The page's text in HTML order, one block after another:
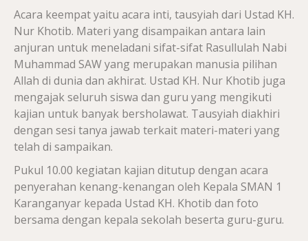
Acara keempat yaitu acara inti, tausyiah dari Ustad KH.
Nur Khotib. Materi yang disampaikan antara lain
anjuran untuk meneladani sifat-sifat Rasullulah Nabi
Muhammad SAW yang merupakan manusia pilihan
Allah di dunia dan akhirat. Ustad KH. Nur Khotib juga
mengajak seluruh siswa dan guru yang mengikuti
kajian untuk banyak bersholawat. Tausyiah diakhiri
dengan sesi tanya jawab terkait materi-materi yang
telah di sampaikan.
Pukul 10.00 kegiatan kajian ditutup dengan acara
penyerahan kenang-kenangan oleh Kepala SMAN 1
Karanganyar kepada Ustad KH. Khotib dan foto
bersama dengan kepala sekolah beserta guru-guru.